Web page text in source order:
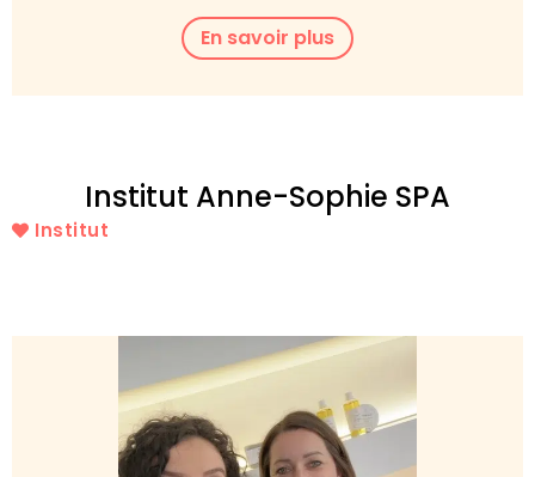
En savoir plus
Institut Anne-Sophie SPA
Institut